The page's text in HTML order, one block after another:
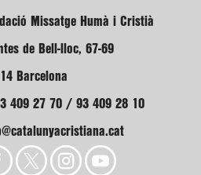
Missatge Humà i Cristià
de Bell-lloc, 67-69
Barcelona
409 27 70 / 93 409 28 10